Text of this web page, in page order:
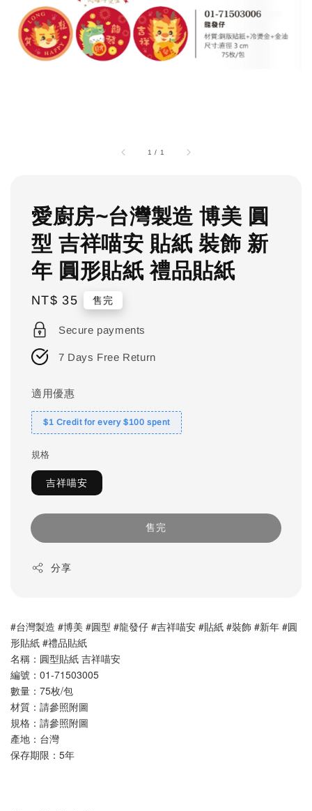
1 / 1
愛廚房~台灣製造 博美 圓
型 吉祥喵安 貼紙 裝飾 新
年 圓形貼紙 禮品貼紙
Regular
price
NT$ 35 售完
Secure payments
7 Days Free Return
適用優惠
$1 Credit for every $100 spent
規格
吉祥喵安
售完
分享
#台灣製造 #博美 #圓型 #龍發仔 #吉祥喵安 #貼紙 #裝飾 #新年 #圓
形貼紙 #禮品貼紙
名稱：圓型貼紙 吉祥喵安
編號：01-71503005
數量：75枚/包
材質：請參照附圖
規格：請參照附圖
產地：台灣
保存期限：5年